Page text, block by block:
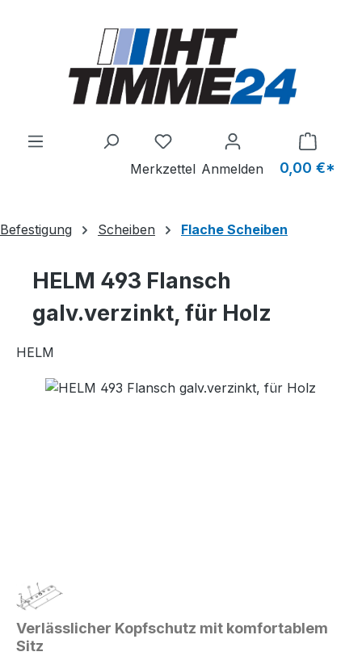
Du hast 0 Produkte auf dem
Merkzettel Anmelden 0,00 €*
Befestigung Scheiben Flache Scheiben
HELM 493 Flansch
galv.verzinkt, für Holz
HELM
Bildergalerie überspringen
Verlässlicher Kopfschutz mit komfortablem
Sitz